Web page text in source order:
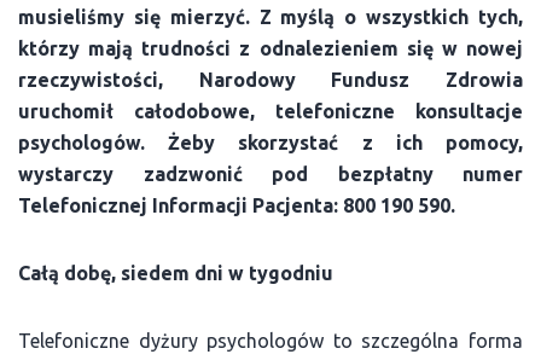
musieliśmy się mierzyć. Z myślą o wszystkich tych,
którzy mają trudności z odnalezieniem się w nowej
rzeczywistości, Narodowy Fundusz Zdrowia
uruchomił całodobowe, telefoniczne konsultacje
psychologów. Żeby skorzystać z ich pomocy,
wystarczy zadzwonić pod bezpłatny numer
Telefonicznej Informacji Pacjenta: 800 190 590.
Całą dobę, siedem dni w tygodniu
Telefoniczne dyżury psychologów to szczególna forma